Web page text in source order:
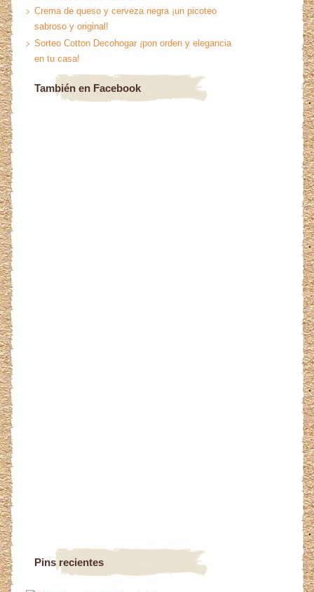
Crema de queso y cerveza negra ¡un picoteo
sabroso y original!
Sorteo Cotton Decohogar ¡pon orden y elegancia
en tu casa!
También en Facebook
Pins recientes